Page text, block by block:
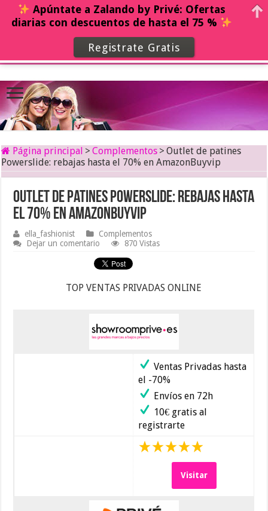
Página principal > Complementos > Outlet de patines
Powerslide: rebajas hasta el 70% en AmazonBuyvip
Outlet de patines Powerslide: rebajas hasta
el 70% en AmazonBuyvip
ella_fashionist
Complementos
Dejar un comentario
870 Vistas
TOP VENTAS PRIVADAS ONLINE
Ventas Privadas hasta
el -70%
Envíos en 72h
10€ gratis al
registrarte
Visitar
Apúntate a Zalando by Privé: Ofertas
diarias con descuentos de hasta el 75 %
Registrate Gratis